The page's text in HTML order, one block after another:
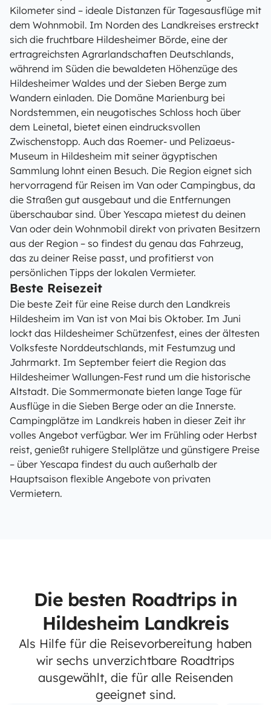
Kilometer sind – ideale Distanzen für Tagesausflüge mit
dem Wohnmobil. Im Norden des Landkreises erstreckt
sich die fruchtbare Hildesheimer Börde, eine der
ertragreichsten Agrarlandschaften Deutschlands,
während im Süden die bewaldeten Höhenzüge des
Hildesheimer Waldes und der Sieben Berge zum
Wandern einladen. Die Domäne Marienburg bei
Nordstemmen, ein neugotisches Schloss hoch über
dem Leinetal, bietet einen eindrucksvollen
Zwischenstopp. Auch das Roemer- und Pelizaeus-
Museum in Hildesheim mit seiner ägyptischen
Sammlung lohnt einen Besuch. Die Region eignet sich
hervorragend für Reisen im Van oder Campingbus, da
die Straßen gut ausgebaut und die Entfernungen
überschaubar sind. Über Yescapa mietest du deinen
Van oder dein Wohnmobil direkt von privaten Besitzern
aus der Region – so findest du genau das Fahrzeug,
das zu deiner Reise passt, und profitierst von
persönlichen Tipps der lokalen Vermieter.
Beste Reisezeit
Die beste Zeit für eine Reise durch den Landkreis
Hildesheim im Van ist von Mai bis Oktober. Im Juni
lockt das Hildesheimer Schützenfest, eines der ältesten
Volksfeste Norddeutschlands, mit Festumzug und
Jahrmarkt. Im September feiert die Region das
Hildesheimer Wallungen-Fest rund um die historische
Altstadt. Die Sommermonate bieten lange Tage für
Ausflüge in die Sieben Berge oder an die Innerste.
Campingplätze im Landkreis haben in dieser Zeit ihr
volles Angebot verfügbar. Wer im Frühling oder Herbst
reist, genießt ruhigere Stellplätze und günstigere Preise
– über Yescapa findest du auch außerhalb der
Hauptsaison flexible Angebote von privaten
Vermietern.
Die besten Roadtrips in
Hildesheim Landkreis
Als Hilfe für die Reisevorbereitung haben
wir sechs unverzichtbare Roadtrips
ausgewählt, die für alle Reisenden
geeignet sind.